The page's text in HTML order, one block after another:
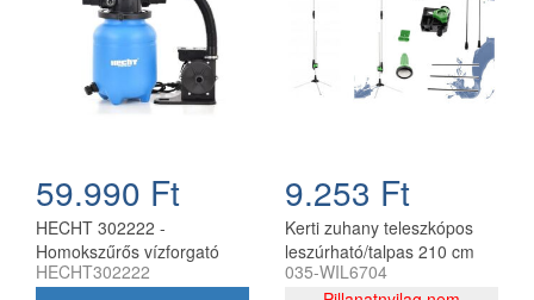
59.990 Ft
HECHT 302222 -
Homokszűrős vízforgató
HECHT302222
9.253 Ft
Kerti zuhany teleszkópos
leszúrható/talpas 210 cm
CH
035-WIL6704